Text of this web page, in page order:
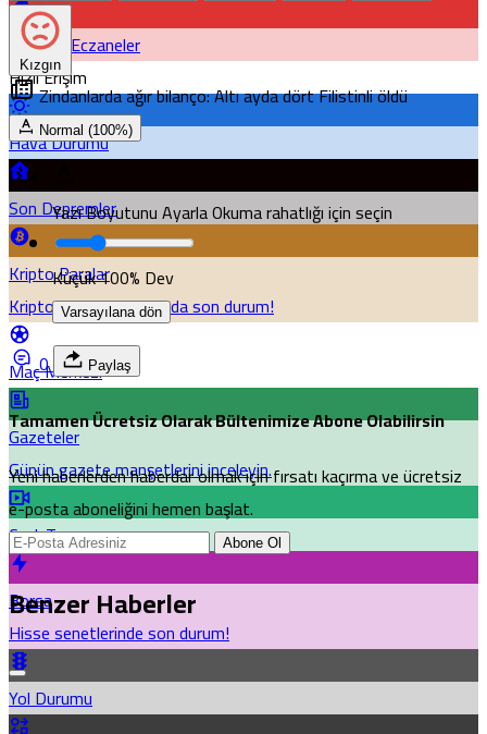
Nöbetçi Eczaneler
Hızlı Erişim
Hava Durumu
Son Depremler
Kripto Paralar
Kripto para piyasalarında son durum!
Maç Merkezi
Gazeteler
Günün gazete manşetlerini inceleyin.
Canlı Tv
Borsa
Hisse senetlerinde son durum!
Yol Durumu
Kızgın
Zindanlarda ağır bilanço: Altı ayda dört Filistinli öldü
Normal (100%)
Yazı Boyutunu AyarlaOkuma rahatlığı için seçin
Küçük100% Dev
Varsayılana dön
0 Paylaş
Tamamen Ücretsiz Olarak Bültenimize Abone Olabilirsin
Yeni haberlerden haberdar olmak için fırsatı kaçırma ve ücretsiz
e-posta aboneliğini hemen başlat.
Abone Ol
Benzer Haberler